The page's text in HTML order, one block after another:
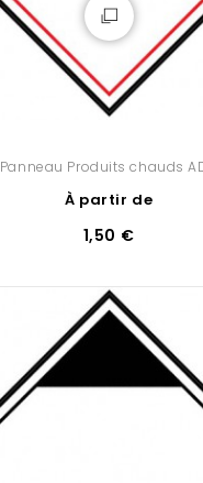
Panneau Produits chauds
À partir de
1,50 €